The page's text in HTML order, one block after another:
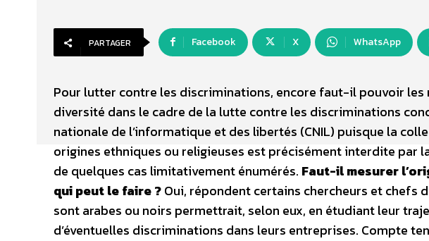
PARTAGER Facebook X WhatsApp
Pour lutter contre les discriminations, encore faut-il pouvoir les
diversité dans le cadre de la lutte contre les discriminations
nationale de l’informatique et des libertés (CNIL) puisque la
origines ethniques ou religieuses est précisément interdite par
de quelques cas limitativement énumérés. Faut-il mesurer
qui peut le faire ?Oui, répondent certains chercheurs et chefs
sont arabes ou noirs permettrait, selon eux, en étudiant leur
d’éventuelles discriminations dans leurs entreprises. Compte